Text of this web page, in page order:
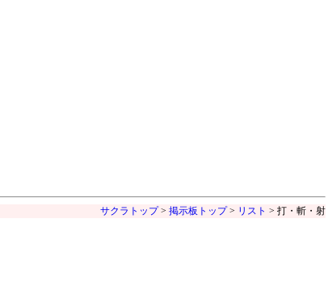
サクラトップ> 掲示板トップ> リスト > 打・斬・射